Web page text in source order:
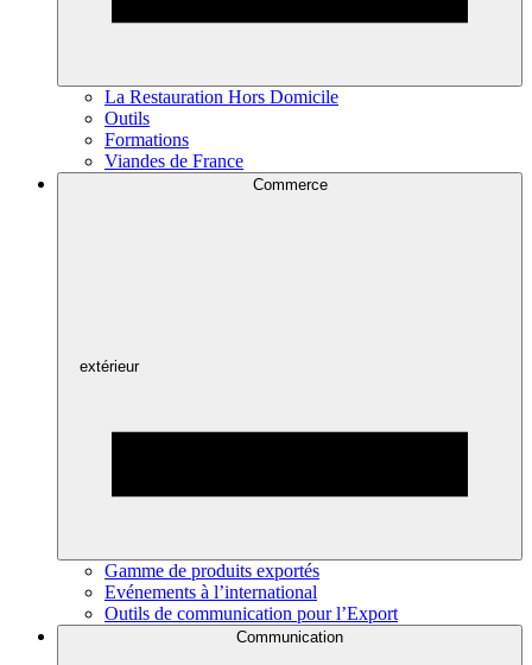
La Restauration Hors Domicile
Outils
Formations
Viandes de France
Commerce
extérieur
Gamme de produits exportés
Evénements à l’international
Outils de communication pour l’Export
Communication